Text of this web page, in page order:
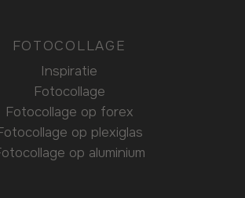
FOTOCOLLAGE
Inspiratie
Fotocollage
Fotocollage op forex
Fotocollage op plexiglas
Fotocollage op aluminium